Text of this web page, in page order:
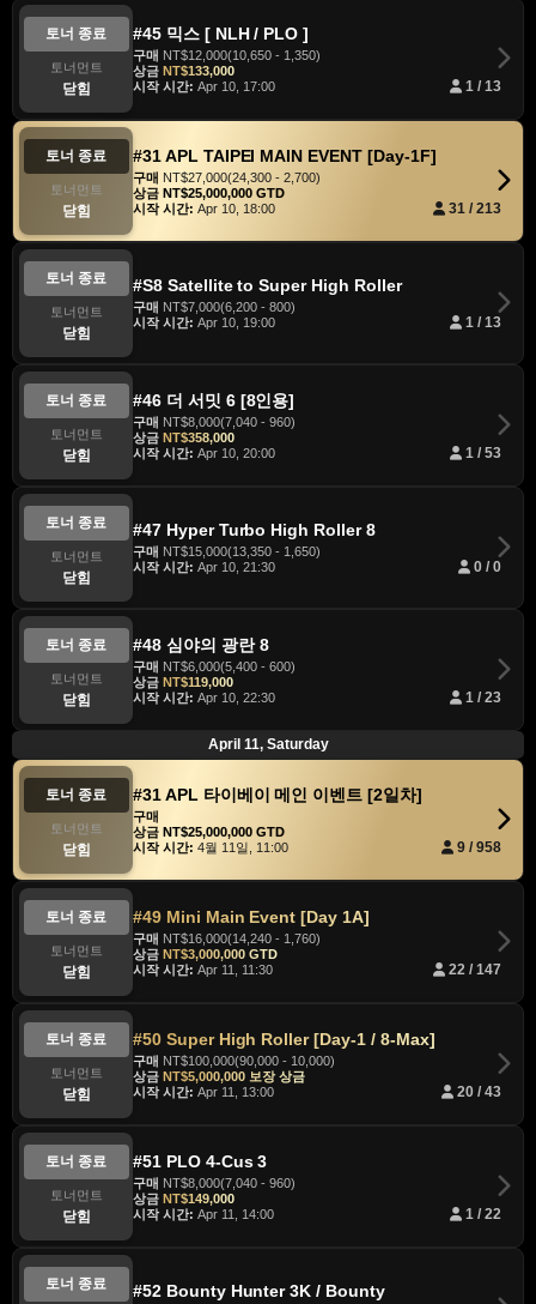
토너 종료
토너먼트
닫힘
#45 믹스 [ NLH / PLO ]
구매 NT$12,000(10,650 - 1,350)
상금 NT$133,000
시작 시간: Apr 10, 17:00 1 / 13
토너 종료
토너먼트
닫힘
#31 APL TAIPEI MAIN EVENT [Day-1F]
구매 NT$27,000(24,300 - 2,700)
상금 NT$25,000,000 GTD
시작 시간: Apr 10, 18:00 31 / 213
토너 종료
토너먼트
닫힘
#S8 Satellite to Super High Roller
구매 NT$7,000(6,200 - 800)
시작 시간: Apr 10, 19:00 1 / 13
토너 종료
토너먼트
닫힘
#46 더 서밋 6 [8인용]
구매 NT$8,000(7,040 - 960)
상금 NT$358,000
시작 시간: Apr 10, 20:00 1 / 53
토너 종료
토너먼트
닫힘
#47 Hyper Turbo High Roller 8
구매 NT$15,000(13,350 - 1,650)
시작 시간: Apr 10, 21:30 0 / 0
토너 종료
토너먼트
닫힘
#48 심야의 광란 8
구매 NT$6,000(5,400 - 600)
상금 NT$119,000
시작 시간: Apr 10, 22:30 1 / 23
April 11, Saturday
토너 종료
토너먼트
닫힘
#31 APL 타이베이 메인 이벤트 [2일차]
구매
상금 NT$25,000,000 GTD
시작 시간: 4월 11일, 11:00 9 / 958
토너 종료
토너먼트
닫힘
#49 Mini Main Event [Day 1A]
구매 NT$16,000(14,240 - 1,760)
상금 NT$3,000,000 GTD
시작 시간: Apr 11, 11:30 22 / 147
토너 종료
토너먼트
닫힘
#50 Super High Roller [Day-1 / 8-Max]
구매 NT$100,000(90,000 - 10,000)
상금 NT$5,000,000 보장 상금
시작 시간: Apr 11, 13:00 20 / 43
토너 종료
토너먼트
닫힘
#51 PLO 4-Cus 3
구매 NT$8,000(7,040 - 960)
상금 NT$149,000
시작 시간: Apr 11, 14:00 1 / 22
토너 종료 #52 Bounty Hunter 3K / Bounty